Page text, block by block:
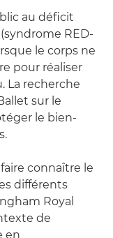
au déficit
RED-
le corps ne
pour réaliser
La recherche
sur le
le bien-
connaître le
différents
Royal
de
en